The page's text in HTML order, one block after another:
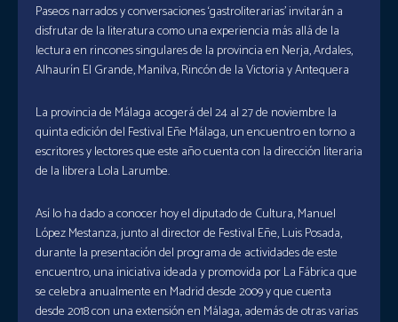
Paseos narrados y conversaciones ‘gastroliterarias’ invitarán a
disfrutar de la literatura como una experiencia más allá de la
lectura en rincones singulares de la provincia en Nerja, Ardales,
Alhaurín El Grande, Manilva, Rincón de la Victoria y Antequera
La provincia de Málaga acogerá del 24 al 27 de noviembre la
quinta edición del Festival Eñe Málaga, un encuentro en torno a
escritores y lectores que este año cuenta con la dirección literaria
de la librera Lola Larumbe.
Así lo ha dado a conocer hoy el diputado de Cultura, Manuel
López Mestanza, junto al director de Festival Eñe, Luis Posada,
durante la presentación del programa de actividades de este
encuentro, una iniciativa ideada y promovida por La Fábrica que
se celebra anualmente en Madrid desde 2009 y que cuenta
desde 2018 con una extensión en Málaga, además de otras varias